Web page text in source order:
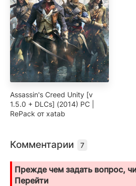
Assassin's Creed Unity [v
1.5.0 + DLCs] (2014) PC |
RePack от xatab
Комментарии 7
Прежде чем задать вопрос,
Перейти